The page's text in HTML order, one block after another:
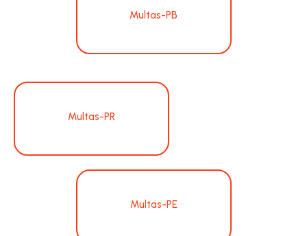
Multas-PB
Multas-PR
Multas-PE